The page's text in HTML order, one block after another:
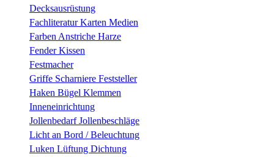
Decksausrüstung
Fachliteratur Karten Medien
Farben Anstriche Harze
Fender Kissen
Festmacher
Griffe Scharniere Feststeller
Haken Bügel Klemmen
Inneneinrichtung
Jollenbedarf Jollenbeschläge
Licht an Bord / Beleuchtung
Luken Lüftung Dichtung